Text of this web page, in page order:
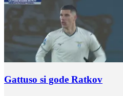
Gattuso si gode Ratkov